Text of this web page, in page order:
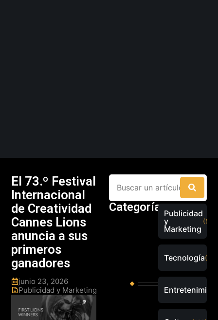
El 73.º Festival
Internacional
de Creatividad
Cannes Lions
anuncia a sus
primeros
ganadores
junio 23, 2026
Publicidad y Marketing
CategoríasPublicidad
y
Marketing
Tecnología